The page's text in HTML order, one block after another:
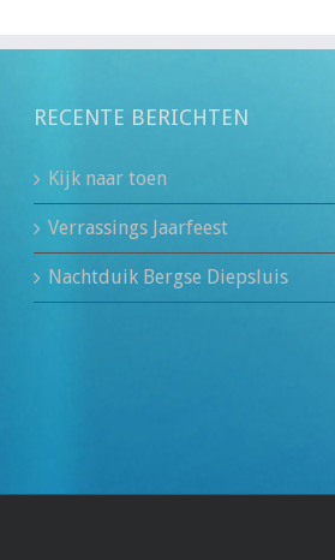
RECENTE BERICHTEN
Kijk naar toen
Verrassings Jaarfeest
Nachtduik Bergse Diepsluis